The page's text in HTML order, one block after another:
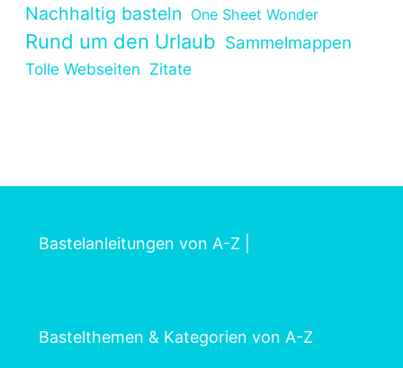
Nachhaltig basteln One Sheet Wonder
Rund um den Urlaub Sammelmappen
Tolle Webseiten Zitate
Bastelanleitungen von A-Z
Bastelthemen & Kategorien von A-Z